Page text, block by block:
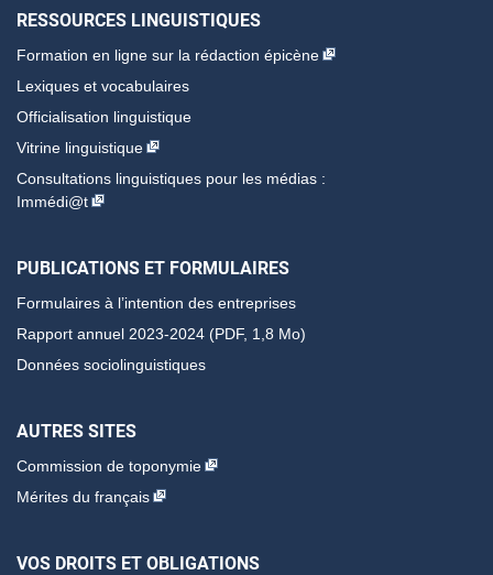
RESSOURCES LINGUISTIQUES
Formation en ligne sur la rédaction épicène
Lexiques et vocabulaires
Officialisation linguistique
Vitrine linguistique
Consultations linguistiques pour les médias :
Immédi@t
PUBLICATIONS ET FORMULAIRES
Formulaires à l’intention des entreprises
Rapport annuel 2023-2024 (PDF, 1,8 Mo)
Données sociolinguistiques
AUTRES SITES
Commission de toponymie
Mérites du français
VOS DROITS ET OBLIGATIONS